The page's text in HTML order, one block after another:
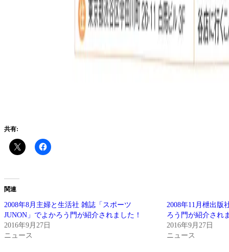
共有:
関連
2008年8月主婦と生活社 雑誌「スポーツ
JUNON」でよかろう門が紹介されました！
2016年9月27日
ニュース
2008年11月枻出版
ろう門が紹介され
2016年9月27日
ニュース